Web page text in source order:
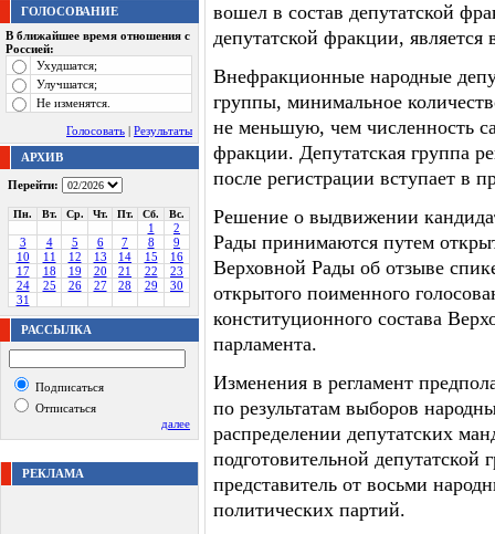
ГОЛОСОВАНИЕ
В ближайшее время отношения с
Россией:
Ухудшатся;
Улучшатся;
Не изменятся.
Голосовать | Результаты
АРХИВ
Перейти:
Пн. Вт. Ср. Чт. Пт. Сб. Вс.
1
2
3
4 5 6 7 8
9
10
11 12 13 14 15
16
17
18 19 20 21 22
23
24
25 26 27 28 29
30
31
РАССЫЛКА
Подписаться
Отписаться
далее
РЕКЛАМА
вошел в состав депутатской
депутатской фракции,
Внефракционные народные
группы, минимальное
не меньшую, чем численность
фракции. Депутатская группа
после регистрации вступает в
Решение о выдвижении
Рады принимаются путем
Верховной Рады об отзыве
открытого поименного
конституционного состава
парламента.
Изменения в регламент
по результатам выборов
распределении депутатских
подготовительной
представитель от восьми
политических партий.